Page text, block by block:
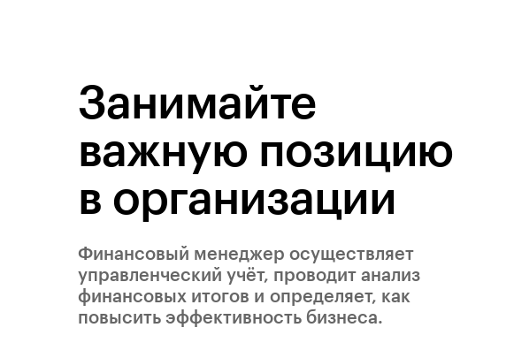
Занимайте
важную позицию
в организации
Финансовый менеджер осуществляет
управленческий учёт, проводит анализ
финансовых итогов и определяет, как
повысить эффективность бизнеса.